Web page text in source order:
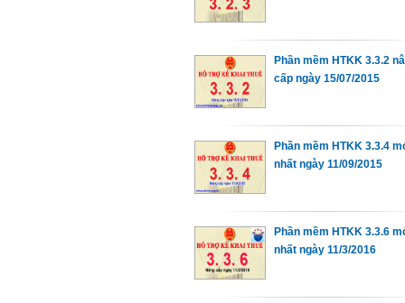
Phần mềm HTKK 3.3.2
cấp ngày 15/07/2015
Phần mềm HTKK 3.3.4
nhất ngày 11/09/2015
Phần mềm HTKK 3.3.6
nhất ngày 11/3/2016